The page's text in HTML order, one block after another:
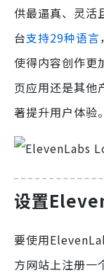
供最逼真、灵活
台支持29种语言
使得内容创作更
页应用还是其他
著提升用户体验。
设置
要使用
方网站上注册一